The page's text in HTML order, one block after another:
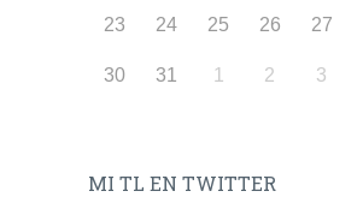
23 24 25 26 27
30 31 1 2 3
MI TL EN TWITTER